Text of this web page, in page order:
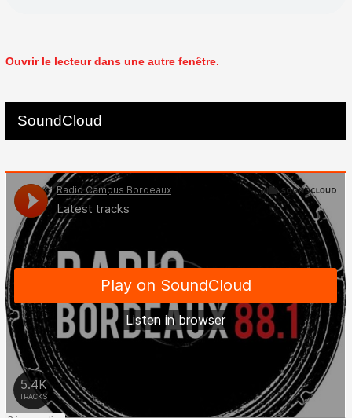
Ouvrir le lecteur dans une autre fenêtre.
SoundCloud